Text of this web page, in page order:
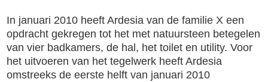
In januari 2010 heeft Ardesia van de familie X een
opdracht gekregen tot het met natuursteen betegelen
van vier badkamers, de hal, het toilet en utility. Voor
het uitvoeren van het tegelwerk heeft Ardesia
omstreeks de eerste helft van januari 2010